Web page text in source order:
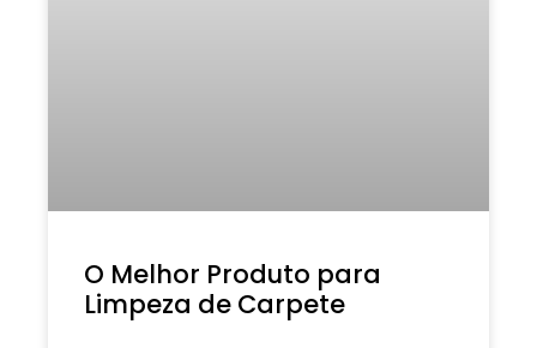
O Melhor Produto para
Limpeza de Carpete